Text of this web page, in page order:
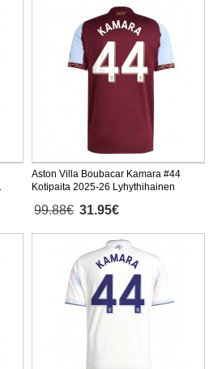
Aston Villa Boubacar Kamara #44
Kotipaita 2025-26 Lyhythihainen
99.88€ 31.95€